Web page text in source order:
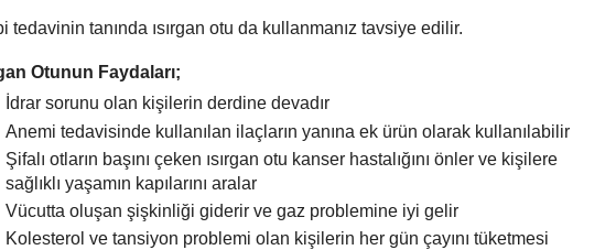
tedavinin tanında ısırgan otu da kullanmanız tavsiye edilir.
Otunun Faydaları;
İdrar sorunu olan kişilerin derdine devadır
Anemi tedavisinde kullanılan ilaçların yanına ek ürün olarak kullanılabilir
Şifalı otların başını çeken ısırgan otu kanser hastalığını önler ve kişilere
sağlıklı yaşamın kapılarını aralar
Vücutta oluşan şişkinliği giderir ve gaz problemine iyi gelir
Kolesterol ve tansiyon problemi olan kişilerin her gün çayını tüketmesi